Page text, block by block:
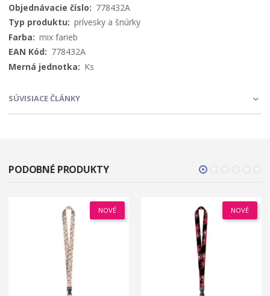
Viac
informácií
778432A
prívesky a šnúrky
mix farieb
778432A
Ks
SÚVISIACE ČLÁNKY
PODOBNÉ PRODUKTY
NOVÉ NOVÉ